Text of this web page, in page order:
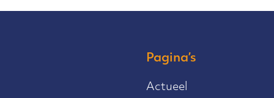
Pagina’s
Actueel